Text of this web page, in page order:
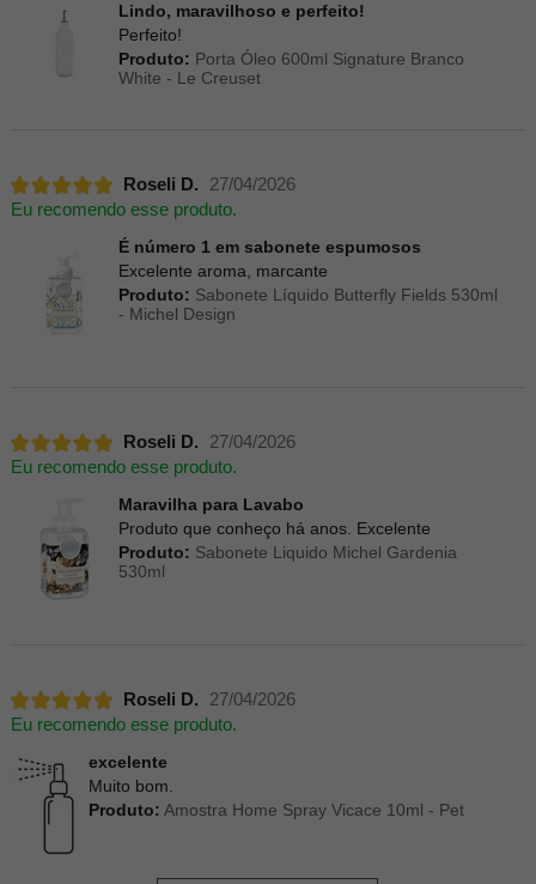
Lindo, maravilhoso e perfeito!
Perfeito!
Produto: Porta Óleo 600ml Signature Branco
White - Le Creuset
Roseli D.
27/04/2026
Eu recomendo esse produto.
É número 1 em sabonete espumosos
Excelente aroma, marcante
Produto: Sabonete Líquido Butterfly Fields 530ml
- Michel Design
Roseli D.
27/04/2026
Eu recomendo esse produto.
Maravilha para Lavabo
Produto que conheço há anos. Excelente
Produto: Sabonete Liquido Michel Gardenia
530ml
Roseli D.
27/04/2026
Eu recomendo esse produto.
excelente
Muito bom.
Produto: Amostra Home Spray Vicace 10ml - Pet